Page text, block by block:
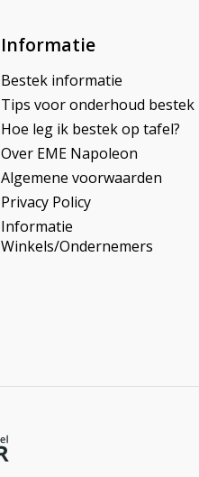
Informatie
Bestek informatie
Tips voor onderhoud bestek
Hoe leg ik bestek op tafel?
Over EME Napoleon
Algemene voorwaarden
Privacy Policy
Informatie
Winkels/Ondernemers